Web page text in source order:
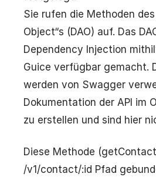
Sie rufen die Methoden
Object“s (DAO) auf. Das
Dependency Injection
Guice verfügbar gemacht.
werden von Swagger
Dokumentation der API im
zu erstellen und sind hier
Diese Methode
/v1/contact/:id Pfad